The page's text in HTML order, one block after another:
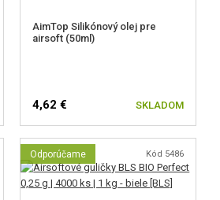
AimTop Silikónový olej pre
airsoft (50ml)
4,62 € SKLADOM
Odporúčame Kód 5486